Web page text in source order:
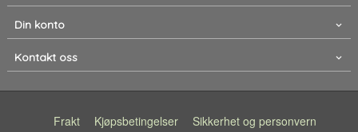
Din konto
Kontakt oss
Frakt Kjøpsbetingelser
Sikkerhet og personvern